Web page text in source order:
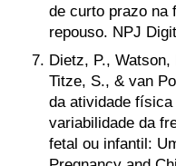
de curto prazo na
repouso. NPJ
Dietz, P.,
Titze, S., & van
da atividade
variabilidade da
fetal ou infantil: